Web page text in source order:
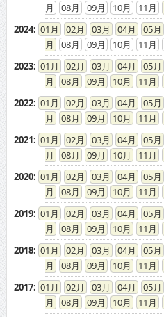
08
09 10 11
2024: 01 02 03 04 05
08
09 10 11
2023: 01 02 03 04 05
08
09 10 11
2022: 01 02 03 04 05
08
09 10 11
2021: 01 02 03 04 05
08
09 10 11
2020: 01 02 03 04 05
08
09 10 11
2019: 01 02 03 04 05
08
09 10 11
2018: 01 02 03 04 05
08
09 10 11
2017: 01 02 03 04 05
08
09 10 11